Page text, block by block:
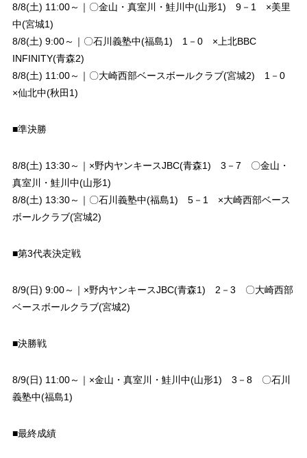
8/8(土) 11:00～｜〇金山・真室川・鮭川中(山形1) 9－1 ×美里
中(宮城1)
8/8(土) 9:00～｜〇石川義塾中(福島1) 1－0 ×上北BBC
INFINITY(青森2)
8/8(土) 11:00～｜〇大崎西部ベースボールクラブ(宮城2) 1－0
×仙北中(秋田1)
■準決勝
8/8(土) 13:30～｜×野内ヤンキースJBC(青森1) 3－7 〇金山・
真室川・鮭川中(山形1)
8/8(土) 13:30～｜〇石川義塾中(福島1) 5－1 ×大崎西部ベース
ボールクラブ(宮城2)
■第3代表決定戦
8/9(日) 9:00～｜×野内ヤンキースJBC(青森1) 2－3 〇大崎西部
ベースボールクラブ(宮城2)
■決勝戦
8/9(日) 11:00～｜×金山・真室川・鮭川中(山形1) 3－8 〇石川
義塾中(福島1)
■最終成績